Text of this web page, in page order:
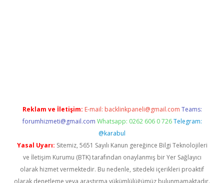
Reklam ve İletişim: E-mail: backlinkpaneli@gmail.com Teams:
forumhizmeti@gmail.com Whatsapp: 0262 606 0 726 Telegram:
@karabul
Yasal Uyarı: Sitemiz, 5651 Sayılı Kanun gereğince Bilgi Teknolojileri
ve İletişim Kurumu (BTK) tarafından onaylanmış bir Yer Sağlayıcı
olarak hizmet vermektedir. Bu nedenle, sitedeki içerikleri proaktif
olarak denetleme veya araştırma yükümlülüğümüz bulunmamaktadır.